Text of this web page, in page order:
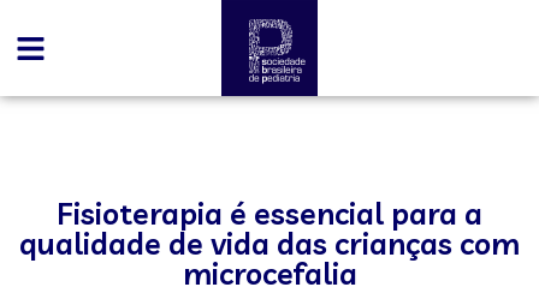
Fisioterapia é essencial para a
qualidade de vida das crianças com
microcefalia